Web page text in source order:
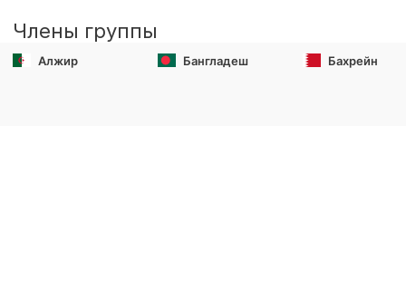
Члены группы
Алжир Бангладеш Бахрейн